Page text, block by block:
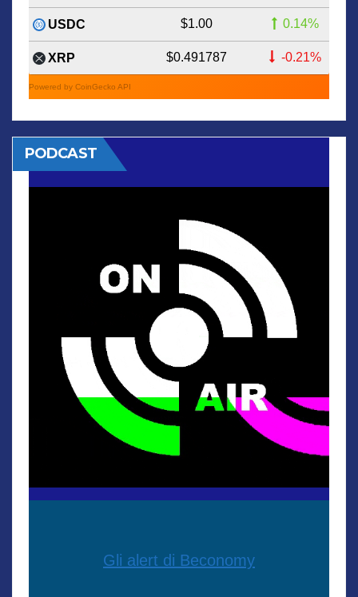
USDC $1.00 0.14%
XRP $0.491787 -0.21%
Powered by CoinGecko API
PODCAST
Gli alert di Beconomy